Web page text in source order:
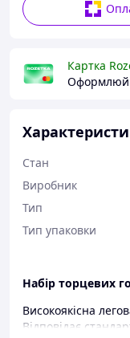
Картка
Оформлюй
Стан
Виробник
Тип
Тип упаковки
Набір торцевих
Високоякісна
Відповідає